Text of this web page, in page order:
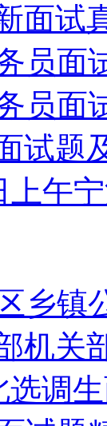
面试
员面
员面
试题
上午
乡镇
机关
选调